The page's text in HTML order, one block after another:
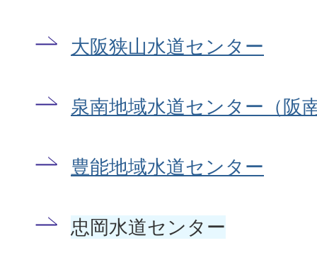
大阪狭山水道センター
泉南地域水道センター（阪
豊能地域水道センター
忠岡水道センター